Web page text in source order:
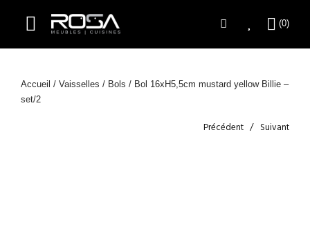
Accueil / Vaisselles / Bols / Bol 16xH5,5cm mustard yellow Billie –
set/2
Précédent Suivant